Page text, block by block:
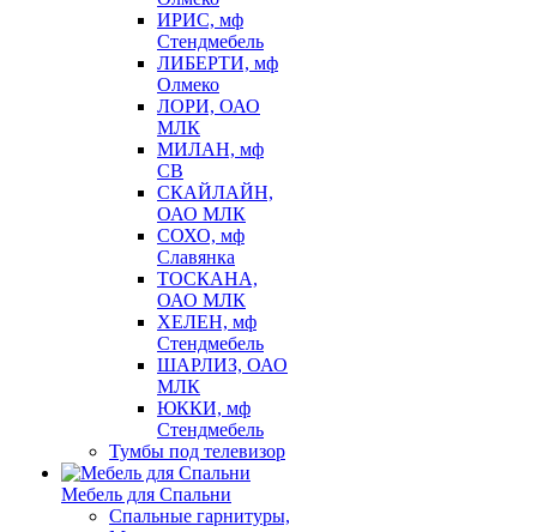
ИРИС, мф
Стендмебель
ЛИБЕРТИ, мф
Олмеко
ЛОРИ, ОАО
МЛК
МИЛАН, мф
СВ
СКАЙЛАЙН,
ОАО МЛК
СОХО, мф
Славянка
ТОСКАНА,
ОАО МЛК
ХЕЛЕН, мф
Стендмебель
ШАРЛИЗ, ОАО
МЛК
ЮККИ, мф
Стендмебель
Тумбы под телевизор
Мебель для Спальни
Спальные гарнитуры,